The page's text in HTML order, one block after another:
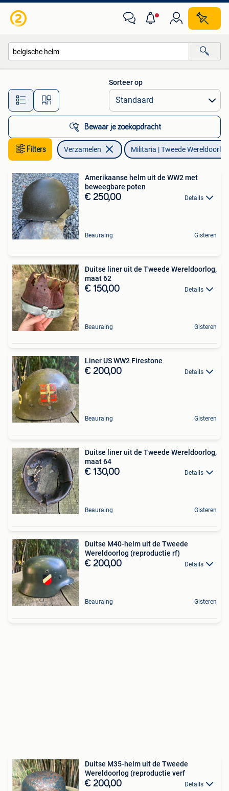
Alle afstanden…
Sorteer op
Bewaar je zoekopdracht
Filters Verzamelen Militaria | Tweede Wereldoorlog
Amerikaanse helm uit de WW2 met
beweegbare poten
€ 250,00 Details
Beauraing Gisteren
Duitse liner uit de Tweede Wereldoorlog,
maat 62
€ 150,00 Details
Beauraing Gisteren
Liner US WW2 Firestone
€ 200,00 Details
Beauraing Gisteren
Duitse liner uit de Tweede Wereldoorlog,
maat 64
€ 130,00 Details
Beauraing Gisteren
Duitse M40-helm uit de Tweede
Wereldoorlog (reproductie rf)
€ 200,00 Details
Beauraing Gisteren
Duitse M35-helm uit de Tweede
Wereldoorlog (reproductie verf
€ 200,00 Details